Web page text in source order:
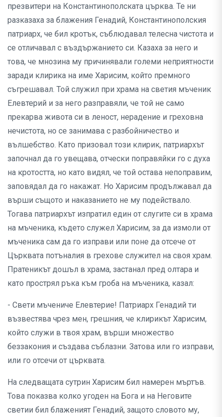
презвитери на Константинополската църква. Те ни
разказаха за блажения Генадий, Константинополския
патриарх, че бил кротък, съблюдавал телесна чистота и
се отличавал с въздържанието си. Казаха за него и
това, че мнозина му причинявали големи неприятности
заради клирика на име Харисим, който премного
съгрешавал. Той служил при храма на светия мъченик
Елевтерий и за него разправяли, че той не само
прекарва живота си в леност, нерадение и греховна
нечистота, но се занимава с разбойничество и
вълшебство. Като призовал този клирик, патриархът
започнал да го увещава, отчески поправяйки го с духа
на кротостта, но като видял, че той остава непоправим,
заповядал да го накажат. Но Харисим продължавал да
върши същото и наказанието не му подействало.
Тогава патриархът изпратил един от слугите си в храма
на мъченика, където служел Харисим, за да измоли от
мъченика сам да го изправи или поне да отсече от
Църквата потъналия в грехове служител на своя храм.
Пратеникът дошъл в храма, застанал пред олтара и
като прострял ръка към гроба на мъченика, казал:
- Свети мъчениче Елевтерие! Патриарх Генадий ти
възвестява чрез мен, грешния, че клирикът Харисим,
който служи в твоя храм, върши множество
беззакония и създава съблазни. Затова или го изправи,
или го отсечи от църквата.
На следващата сутрин Харисим бил намерен мъртъв.
Това показва колко угоден на Бога и на Неговите
светии бил блаженият Генадий, защото словото му,